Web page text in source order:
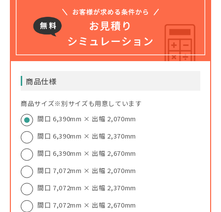
商品仕様
商品サイズ※別サイズも用意しています
間口 6,390mm × 出幅 2,070mm
間口 6,390mm × 出幅 2,370mm
間口 6,390mm × 出幅 2,670mm
間口 7,072mm × 出幅 2,070mm
間口 7,072mm × 出幅 2,370mm
間口 7,072mm × 出幅 2,670mm